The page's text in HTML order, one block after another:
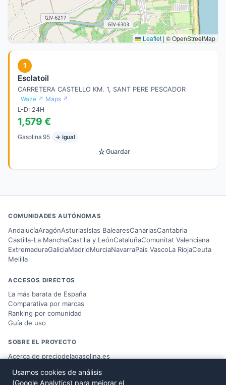
Leaflet | © OpenStreetMap
1
Esclatoil
CARRETERA CASTELLO KM. 1, SANT PERE PESCADOR
Waze ↗ Maps ↗
L-D: 24H
1,579 €
Gasolina 95 → igual
☆Guardar
COMUNIDADES AUTÓNOMAS
AndalucíaAragónAsturiasIslas BalearesCanariasCantabria
Castilla-La ManchaCastilla y LeónCataluñaComunitat Valenciana
ExtremaduraGaliciaMadridMurciaNavarraPaís VascoLa RiojaCeuta
Melilla
ACCESOS DIRECTOS
La más barata de España
Comparativa por marcas
Ranking por comunidad
Guía de uso
SOBRE EL PROYECTO
Acerca de preciodelagasolina.es
Datos del Ministerio MITERD
Usamos cookies de análisis
(Google Analytics) para mejorar el